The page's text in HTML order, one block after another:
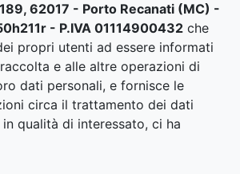
62017 - Porto Recanati (MC) -
- P.IVA 01114900432 che
propri utenti ad essere informati
e alle altre operazioni di
dati personali, e fornisce le
circa il trattamento dei dati
qualità di interessato, ci ha